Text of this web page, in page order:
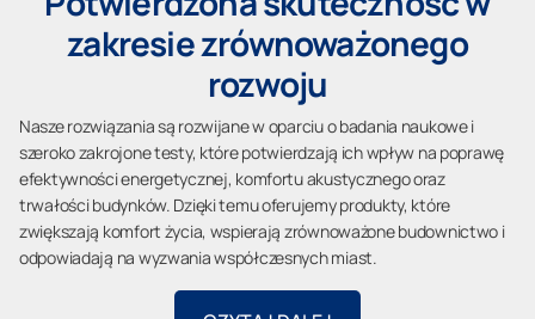
zakresie zrównoważonego
rozwoju
Nasze rozwiązania są rozwijane w oparciu o badania naukowe i
szeroko zakrojone testy, które potwierdzają ich wpływ na poprawę
efektywności energetycznej, komfortu akustycznego oraz
trwałości budynków. Dzięki temu oferujemy produkty, które
zwiększają komfort życia, wspierają zrównoważone budownictwo i
odpowiadają na wyzwania współczesnych miast.